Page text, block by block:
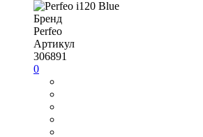
Бренд
Perfeo
Артикул
306891
0